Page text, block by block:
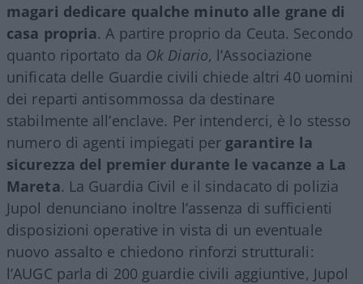
magari dedicare qualche minuto alle grane di
casa propria. A partire proprio da Ceuta. Secondo
quanto riportato da Ok Diario, l’Associazione
unificata delle Guardie civili chiede altri 40 uomini
dei reparti antisommossa da destinare
stabilmente all’enclave. Per intenderci, è lo stesso
numero di agenti impiegati per garantire la
sicurezza del premier durante le vacanze a La
Mareta. La Guardia Civil e il sindacato di polizia
Jupol denunciano inoltre l’assenza di sufficienti
disposizioni operative in vista di un eventuale
nuovo assalto e chiedono rinforzi strutturali:
l’AUGC parla di 200 guardie civili aggiuntive, Jupol